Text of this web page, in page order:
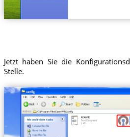
Jetzt haben Sie die
Stelle.